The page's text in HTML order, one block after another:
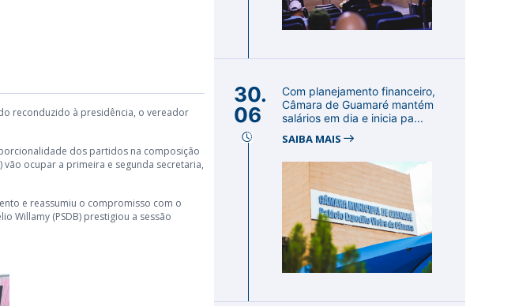
reconduzido à presidência, o vereador
dos partidos na composição
vão ocupar a primeira e segunda secretaria,
e reassumiu o compromisso com o
Willamy (PSDB) prestigiou a sessão
30.
06
Com planejamento financeiro,
Câmara de Guamaré mantém
salários em dia e inicia pa...
SAIBA MAIS